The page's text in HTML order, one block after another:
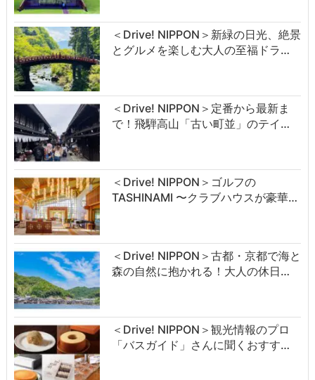
＜Drive! NIPPON＞新緑の日光、絶景
とグルメを楽しむ大人の至福ドラ…
＜Drive! NIPPON＞定番から最新ま
で！飛騨高山「古い町並」のテイ…
＜Drive! NIPPON＞ゴルフの
TASHINAMI 〜クラブハウスが豪華…
＜Drive! NIPPON＞古都・京都で海と
森の自然に抱かれる！大人の休日…
＜Drive! NIPPON＞観光情報のプロ
「バスガイド」さんに聞くおすす…